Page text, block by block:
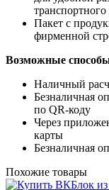
Пакет с
фирменной
Возможные
Наличный
Безналичная
по QR-коду
Через
карты
Безналичная
Похожие товары